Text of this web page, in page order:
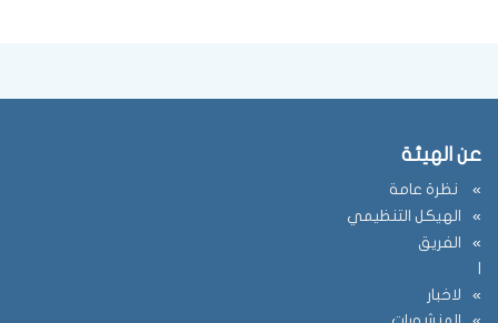
عن الهيئة
نظرة عامة
الهيكل التنظيمي
الفريق
لاخبار